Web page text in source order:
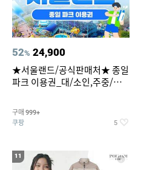
52% 24,900
★서울랜드/공식판매처★ 종일
파크 이용권_대/소인,주중/주
구매 999+
쿠팡 5
11